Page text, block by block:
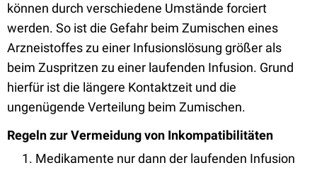
können durch verschiedene Umstände forciert
werden. So ist die Gefahr beim Zumischen eines
Arzneistoffes zu einer Infusionslösung größer als
beim Zuspritzen zu einer laufenden Infusion. Grund
hierfür ist die längere Kontaktzeit und die
ungenügende Verteilung beim Zumischen.
Regeln zur Vermeidung von Inkompatibilitäten
Medikamente nur dann der laufenden Infusion